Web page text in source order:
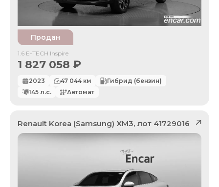
Продан
1.6 E-TECH Inspire
1 827 058 ₽
2023 47 044 км
Гибрид (бензин)
145 л.с. Автомат
Renault Korea (Samsung) XM3, лот 41729016